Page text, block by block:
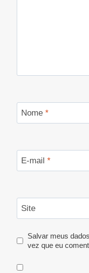
Nome *
E-mail *
Site
Salvar meus
vez que eu